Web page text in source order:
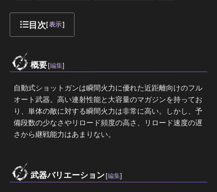
目次[表示]
概要 [編集]
自動式ショットガンは瞬間火力に優れた近距離向けのフル
オート武器。高い連射性能と大容量のマガジンを持ってお
り、単体の敵に対する瞬間火力は非常に高い。しかし、予
備段数の少なさやリロード頻度の高さ、リロード速度の遅
さから継戦能力はあまりない。
武器バリエーション [編集]